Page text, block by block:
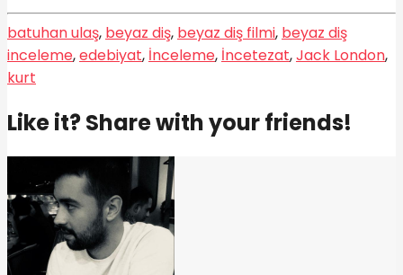
batuhan ulaş, beyaz diş, beyaz diş filmi, beyaz diş
inceleme,edebiyat, İnceleme, İncetezat,Jack London,
kurt
Like it? Share with your friends!